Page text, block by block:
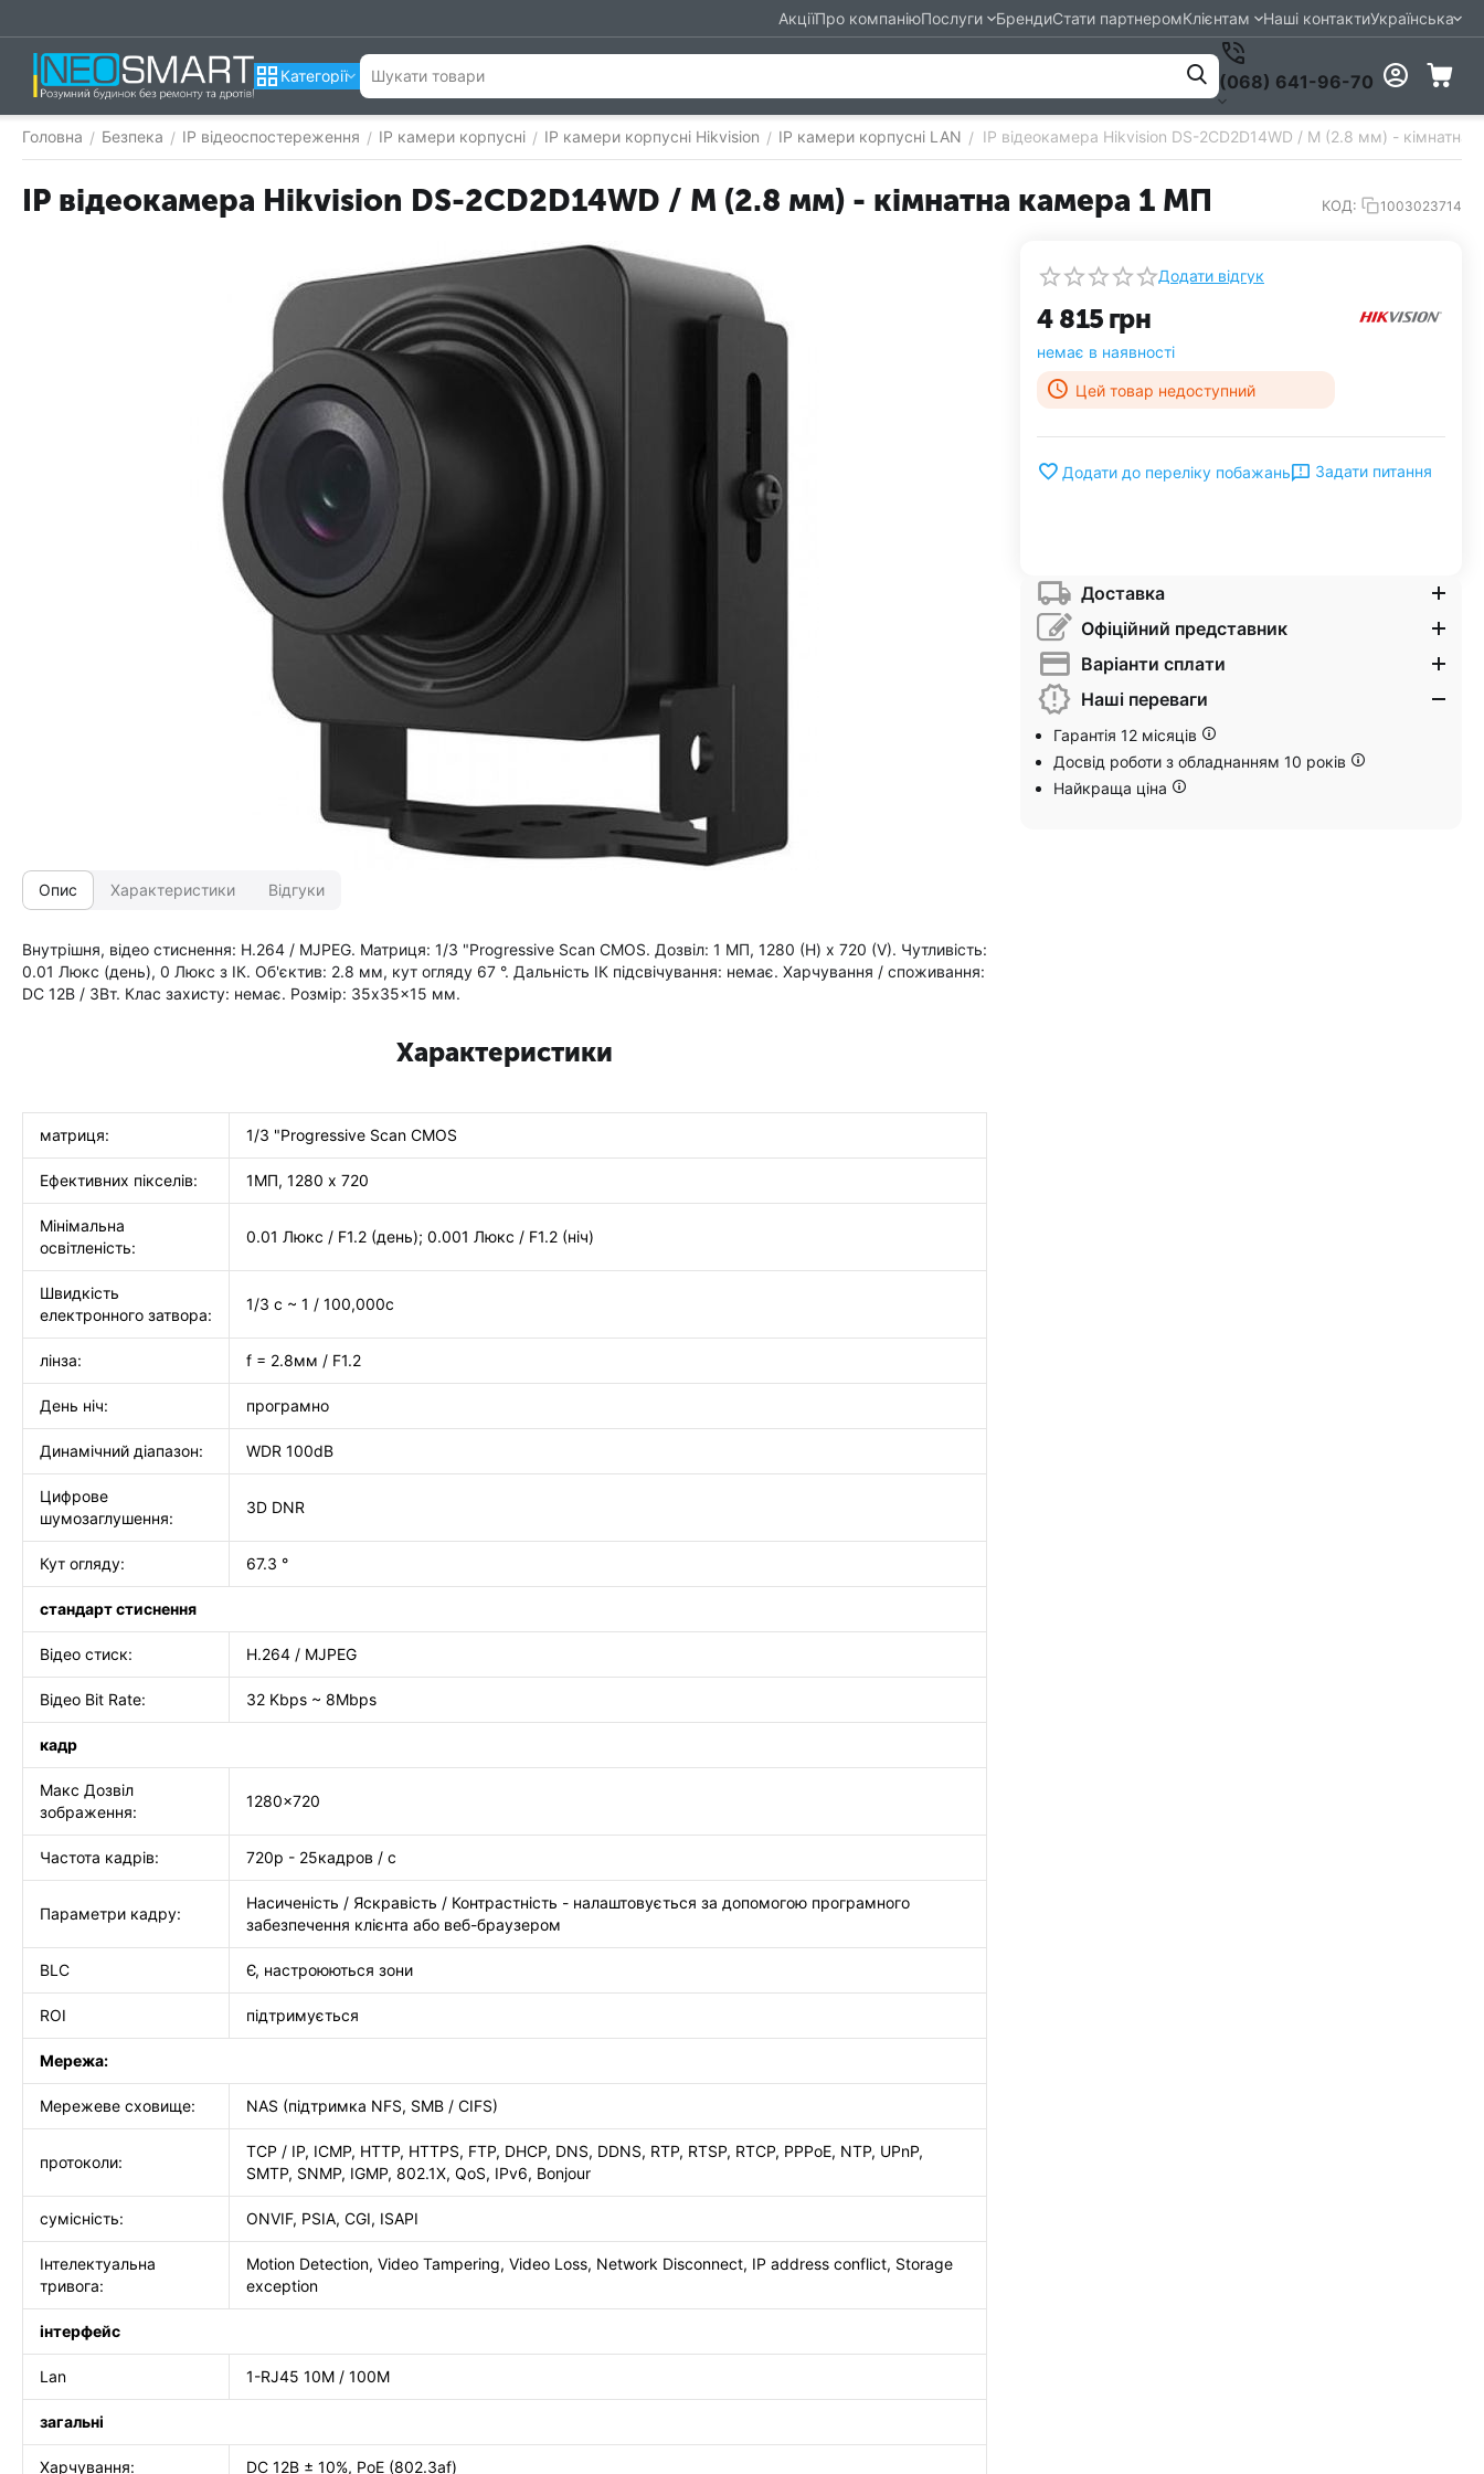
АкціїПро компаніюПослуги БрендиСтати партнеромКлієнтам Наші контактиУкраїнська
Категорії (068) 641-96-70
Головна / Безпека / IP відеоспостереження / IP камери корпусні / IP камери корпусні Hikvision / IP камери корпусні LAN / IP відеокамера Hikvision DS-2CD2D14WD / M (2.8 мм) - кімнатна
IP відеокамера Hikvision DS-2CD2D14WD / M (2.8 мм) - кімнатна камера 1 МП КОД: 1003023714
Додати відгук
4 815 грн
немає в наявності
Цей товар недоступний
Додати до переліку побажань Задати питання
Доставка
Офіційний представник
Варіанти сплати
Наші переваги
Гарантія 12 місяців
Досвід роботи з обладнанням 10 років
Найкраща ціна
Опис Характеристики Відгуки
Внутрішня, відео стиснення: H.264 / MJPEG. Матриця: 1/3 "Progressive Scan CMOS. Дозвіл: 1 МП, 1280 (H) x 720 (V). Чутливість:
0.01 Люкс (день), 0 Люкс з ІК. Об'єктив: 2.8 мм, кут огляду 67 °. Дальність ІК підсвічування: немає. Харчування / споживання:
DC 12В / 3Вт. Клас захисту: немає. Розмір: 35x35x15 мм.
Характеристики
матриця: 1/3 "Progressive Scan CMOS
Ефективних пікселів: 1МП, 1280 х 720
Мінімальна
освітленість:
0.01 Люкс / F1.2 (день); 0.001 Люкс / F1.2 (ніч)
Швидкість
електронного затвора:
1/3 с ~ 1 / 100,000с
лінза: f = 2.8мм / F1.2
День ніч: програмно
Динамічний діапазон: WDR 100dB
Цифрове
шумозаглушення:
3D DNR
Кут огляду: 67.3 °
стандарт стиснення
Відео стиск: H.264 / MJPEG
Відео Bit Rate: 32 Kbps ~ 8Mbps
кадр
Макс Дозвіл
зображення:
1280x720
Частота кадрів: 720p - 25кадров / с
Параметри кадру:
Насиченість / Яскравість / Контрастність - налаштовується за допомогою програмного
забезпечення клієнта або веб-браузером
BLC Є, настроюються зони
ROI підтримується
Мережа:
Мережеве сховище: NAS (підтримка NFS, SMB / CIFS)
протоколи:
TCP / IP, ICMP, HTTP, HTTPS, FTP, DHCP, DNS, DDNS, RTP, RTSP, RTCP, PPPoE, NTP, UPnP,
SMTP, SNMP, IGMP, 802.1X, QoS, IPv6, Bonjour
сумісність: ONVIF, PSIA, CGI, ISAPI
Інтелектуальна
тривога:
Motion Detection, Video Tampering, Video Loss, Network Disconnect, IP address conflict, Storage
exception
інтерфейс
Lan 1-RJ45 10M / 100M
загальні
Харчування: DC 12В ± 10%, PoE (802.3af)